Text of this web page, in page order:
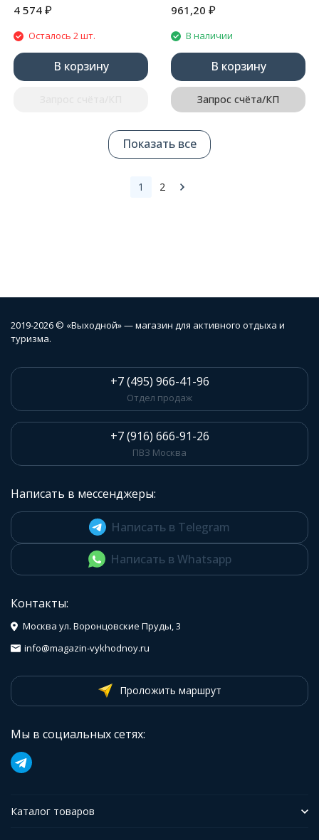
4 574 ₽
Осталось 2 шт.
В корзину
961,20 ₽
В наличии
В корзину
Запрос счёта/КП
Показать все
1 2
2019-2026 © «Выходной» — магазин для активного отдыха и
туризма.
+7 (495) 966-41-96
Отдел продаж
+7 (916) 666-91-26
ПВЗ Москва
Написать в мессенджеры:
Написать в Telegram
Написать в Whatsapp
Контакты:
Москва ул. Воронцовские Пруды, 3
info@magazin-vykhodnoy.ru
Проложить маршрут
Мы в социальных сетях:
Каталог товаров